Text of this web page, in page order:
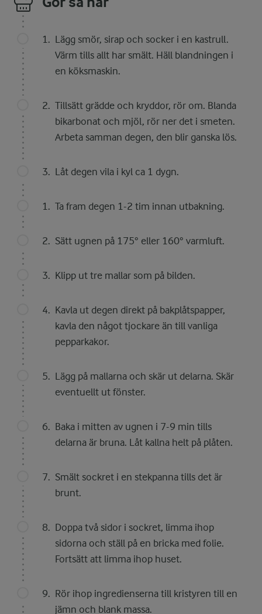
Lägg smör, sirap och socker i en kastrull.
Värm tills allt har smält. Häll blandningen i
en köksmaskin.
Tillsätt grädde och kryddor, rör om. Blanda
bikarbonat och mjöl, rör ner det i smeten.
Arbeta samman degen, den blir ganska lös.
Låt degen vila i kyl ca 1 dygn.
Ta fram degen 1-2 tim innan utbakning.
Sätt ugnen på 175° eller 160° varmluft.
Klipp ut tre mallar som på bilden.
Kavla ut degen direkt på bakplåtspapper,
kavla den något tjockare än till vanliga
pepparkakor.
Lägg på mallarna och skär ut delarna. Skär
eventuellt ut fönster.
Baka i mitten av ugnen i 7-9 min tills
delarna är bruna. Låt kallna helt på plåten.
Smält sockret i en stekpanna tills det är
brunt.
Doppa två sidor i sockret, limma ihop
sidorna och ställ på en bricka med folie.
Fortsätt att limma ihop huset.
Rör ihop ingredienserna till kristyren till en
jämn och blank massa.